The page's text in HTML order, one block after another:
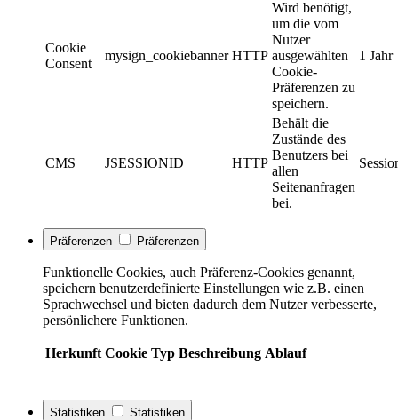
Cookie
Consent
mysign_cookiebanner HTTP
Wird benötigt,
um die vom
Nutzer
ausgewählten
Cookie-
Präferenzen zu
speichern.
1 Jahr
CMS JSESSIONID HTTP
Behält die
Zustände des
Benutzers bei
allen
Seitenanfragen
bei.
Präferenzen Präferenzen
Funktionelle Cookies, auch Präferenz-Cookies genannt,
speichern benutzerdefinierte Einstellungen wie z.B. einen
Sprachwechsel und bieten dadurch dem Nutzer verbesserte,
persönlichere Funktionen.
Herkunft Cookie Typ Beschreibung Ablauf
Statistiken Statistiken